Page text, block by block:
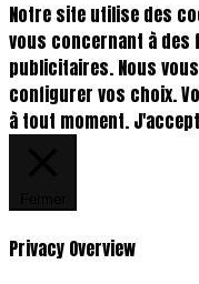
Notre site utilise des
vous concernant à
publicitaires. Nous
configurer vos choix.
à tout moment.
Privacy Overview